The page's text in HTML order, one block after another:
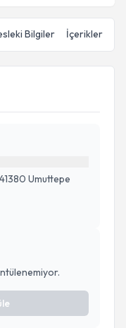
Bilgiler İçerikler
Umuttepe